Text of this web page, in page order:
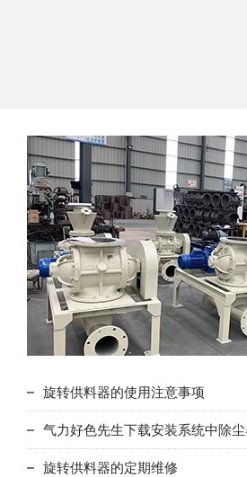
旋转供料器的使用注意事项
气力好色先生下载安装系统中除
旋转供料器的定期维修